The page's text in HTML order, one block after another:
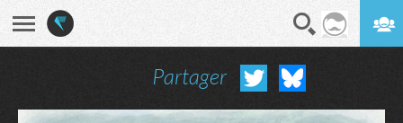
Partager